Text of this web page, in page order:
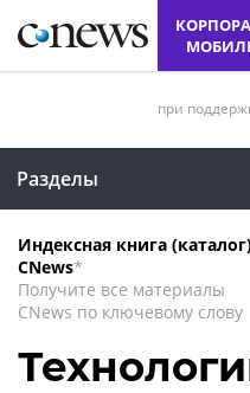
при
Разделы
Индексная книга
CNews*
Получите все материалы
CNews по ключевому слову